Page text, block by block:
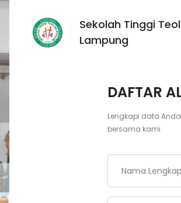
Sekolah Tinggi
Lampung
DAFTAR
Lengkapi data
bersama kami
Nama Lengkap